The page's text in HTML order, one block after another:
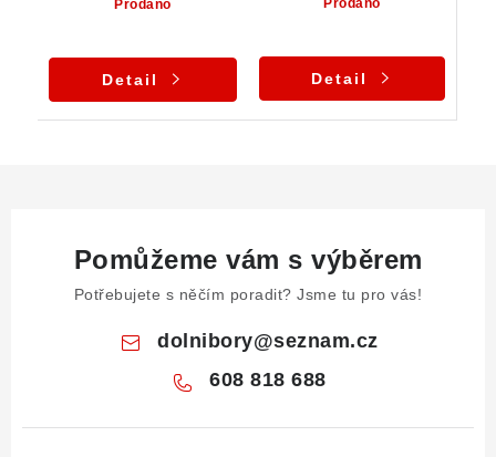
Prodáno
Detail
Prodáno
Detail
Pomůžeme vám s výběrem
Potřebujete s něčím poradit? Jsme tu pro vás!
dolnibory@seznam.cz
608 818 688